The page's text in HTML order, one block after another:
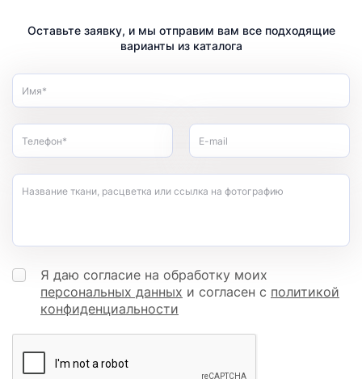
Оставьте заявку, и мы отправим вам все подходящие
варианты из каталога
Имя*
Телефон* E-mail
Название ткани, расцветка или ссылка на фотографию
Я даю согласие на обработку моих
персональных данных и согласен с политикой
конфиденциальности